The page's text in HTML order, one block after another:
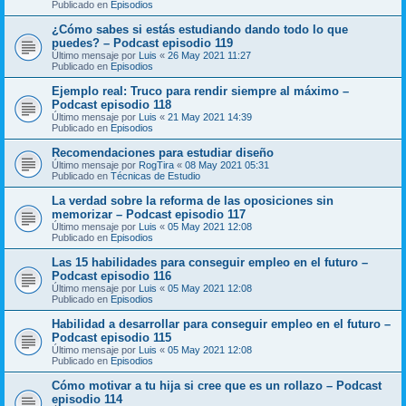
Publicado en Episodios
¿Cómo sabes si estás estudiando dando todo lo que
puedes? – Podcast episodio 119
Último mensaje por Luis « 26 May 2021 11:27
Publicado en Episodios
Ejemplo real: Truco para rendir siempre al máximo –
Podcast episodio 118
Último mensaje por Luis « 21 May 2021 14:39
Publicado en Episodios
Recomendaciones para estudiar diseño
Último mensaje por RogTira « 08 May 2021 05:31
Publicado en Técnicas de Estudio
La verdad sobre la reforma de las oposiciones sin
memorizar – Podcast episodio 117
Último mensaje por Luis « 05 May 2021 12:08
Publicado en Episodios
Las 15 habilidades para conseguir empleo en el futuro –
Podcast episodio 116
Último mensaje por Luis « 05 May 2021 12:08
Publicado en Episodios
Habilidad a desarrollar para conseguir empleo en el futuro –
Podcast episodio 115
Último mensaje por Luis « 05 May 2021 12:08
Publicado en Episodios
Cómo motivar a tu hija si cree que es un rollazo – Podcast
episodio 114